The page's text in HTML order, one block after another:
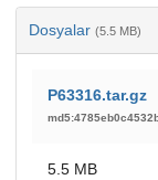
Dosyalar (5.5 MB)
P63316.tar.gz
5.5 MB